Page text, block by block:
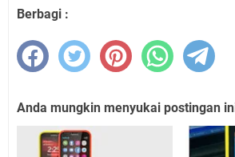
Berbagi :
Anda mungkin menyukai postingan